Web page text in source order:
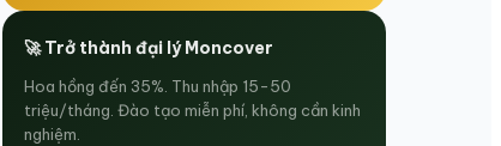
🚀 Trở thành đại lý Moncover
Hoa hồng đến 35%. Thu nhập 15-50
triệu/tháng. Đào tạo miễn phí, không cần kinh
nghiệm.